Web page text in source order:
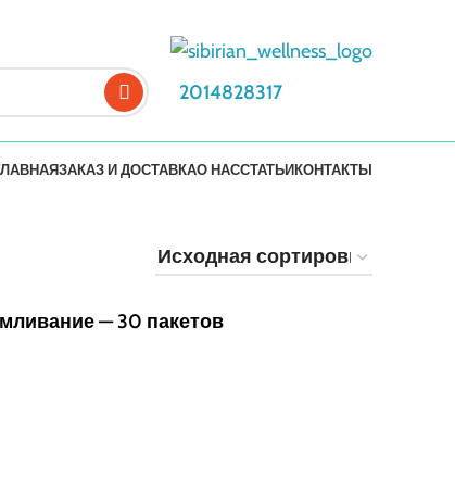
2014828317
ЗАКАЗ И ДОСТАВКАО НАССТАТЬИКОНТАКТЫ
— 30 пакетов